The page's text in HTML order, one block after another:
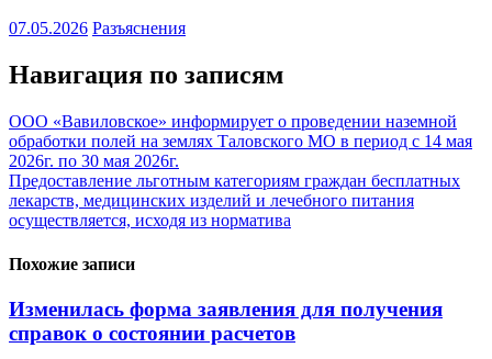
07.05.2026 Разъяснения
Навигация по записям
ООО «Вавиловское» информирует о проведении наземной
обработки полей на землях Таловского МО в период с 14 мая
2026г. по 30 мая 2026г.
Предоставление льготным категориям граждан бесплатных
лекарств, медицинских изделий и лечебного питания
осуществляется, исходя из норматива
Похожие записи
Изменилась форма заявления для получения
справок о состоянии расчетов